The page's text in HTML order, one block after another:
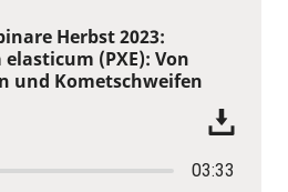
Herbst 2023:
(PXE): Von
und Kometschweifen
03:33